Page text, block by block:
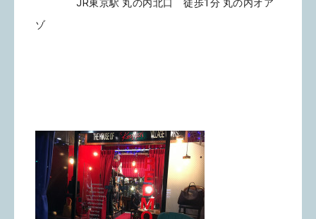
JR東京駅 丸の内北口 徒歩1分 丸の内オア
ゾ